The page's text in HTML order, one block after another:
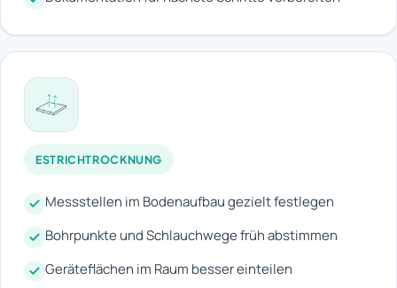
ESTRICHTROCKNUNG
Messstellen im Bodenaufbau gezielt festlegen
Bohrpunkte und Schlauchwege früh abstimmen
Geräteflächen im Raum besser einteilen